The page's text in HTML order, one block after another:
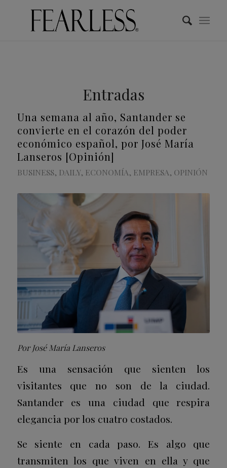
Entradas
Una semana al año, Santander se
convierte en el corazón del poder
económico español, por José María
Lanseros [Opinión]
BUSINESS, DAILY, ECONOMÍA, EMPRESA, OPINIÓN
Por José María Lanseros
Es una sensación que sienten los
visitantes que no son de la ciudad.
Santander es una ciudad que respira
elegancia por los cuatro costados.
Se siente en cada paso. Es algo que
transmiten los que viven en ella y que